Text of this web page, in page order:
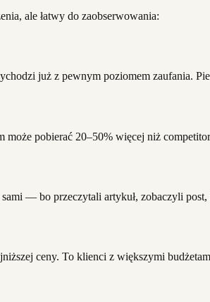
ale łatwy do zaobserwowania:
już z pewnym poziomem zaufania.
pobierać 20–50% więcej niż
— bo przeczytali artykuł, zobaczyli
ceny. To klienci z większymi